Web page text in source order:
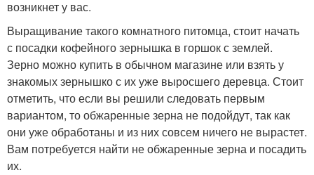
возникнет у вас.
Выращивание такого комнатного питомца, стоит начать
с посадки кофейного зернышка в горшок с землей.
Зерно можно купить в обычном магазине или взять у
знакомых зернышко с их уже выросшего деревца. Стоит
отметить, что если вы решили следовать первым
вариантом, то обжаренные зерна не подойдут, так как
они уже обработаны и из них совсем ничего не вырастет.
Вам потребуется найти не обжаренные зерна и посадить
их.